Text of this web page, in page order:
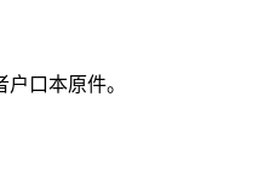
口本原件。